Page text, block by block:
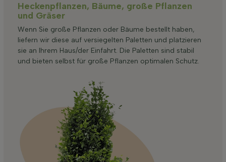
Heckenpflanzen, Bäume, große Pflanzen
und Gräser
Wenn Sie große Pflanzen oder Bäume bestellt haben,
liefern wir diese auf versiegelten Paletten und platzieren
sie an Ihrem Haus/der Einfahrt. Die Paletten sind stabil
und bieten selbst für große Pflanzen optimalen Schutz.